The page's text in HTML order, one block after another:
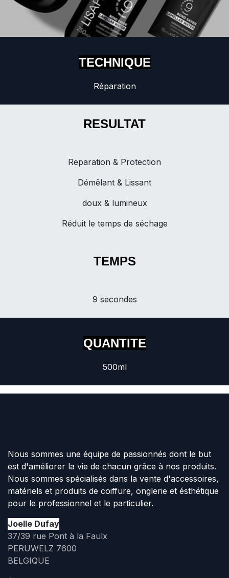
TECHNIQUE
Réparation
RESULTAT
Reparation & Protection
Démêlant & Lissant
doux & lumineux
Réduit le temps de séchage
TEMPS
9 secondes
QUANTITE
500ml
Nous sommes une équipe de passionnés dont le but
est d'améliorer la vie de chacun grâce à nos produits.
Nous sommes spécialisés dans la vente d'accessoires,
matériels et produits de coiffure, onglerie et ésthétique
pour le professionnel et le particulier.
Joelle Dufay
37/39 rue Pont à la Faulx
PERUWELZ 7600
BELGIQUE